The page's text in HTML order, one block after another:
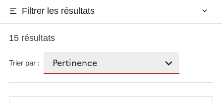
Filtrer les résultats
15 résultats
Trier par :